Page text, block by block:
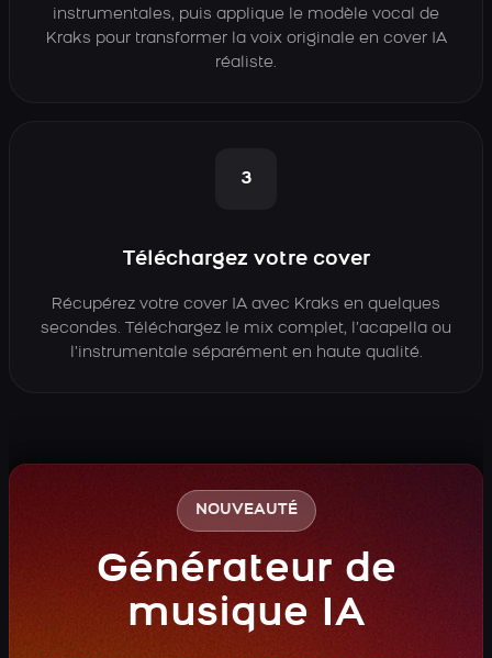
instrumentales, puis applique le modèle vocal de
Kraks pour transformer la voix originale en cover IA
réaliste.
3
Téléchargez votre cover
Récupérez votre cover IA avec Kraks en quelques
secondes. Téléchargez le mix complet, l’acapella ou
l’instrumentale séparément en haute qualité.
NOUVEAUTÉ
Générateur de
musique IA